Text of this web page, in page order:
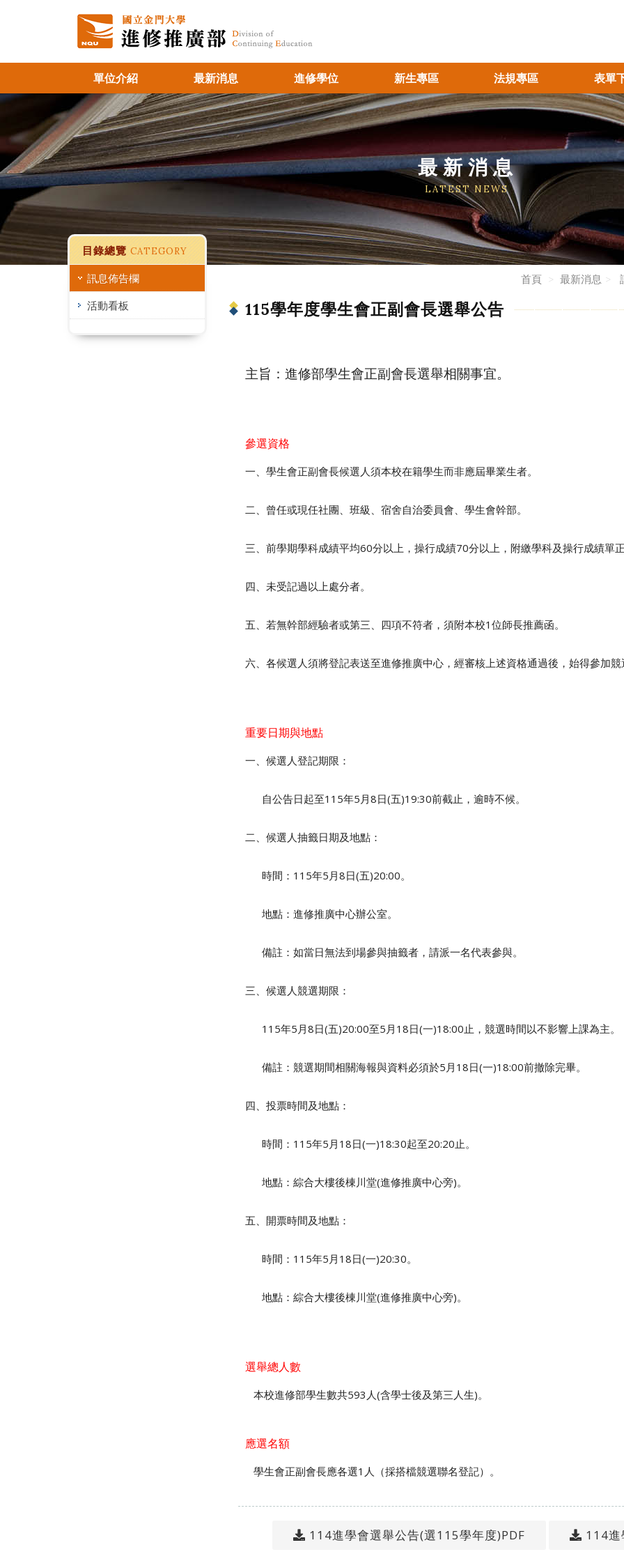
單位介紹 最新消息 進修學位 新生專區 法規專區 表單
最新消息
LATEST NEWS
目錄總覽 CATEGORY
訊息佈告欄
活動看板
首頁 最新消息
115學年度學生會正副會長選舉公告
主旨：進修部學生會正副會長選舉相關事宜。
參選資格
一、學生會正副會長候選人須本校在籍學生而非應屆畢業生者。
二、曾任或現任社團、班級、宿舍自治委員會、學生會幹部。
三、前學期學科成績平均60分以上，操行成績70分以上，附繳學科及操行成績單
四、未受記過以上處分者。
五、若無幹部經驗者或第三、四項不符者，須附本校1 位師長推薦函。
六、各候選人須將登記表送至進修推廣中心，經審核上述資格通過後，始得參加競
重要日期與地點
一、候選人登記期限：
自公告日起至115年5月8日(五)19:30前截止，逾時不候。
二、候選人抽籤日期及地點：
時間： 115年5月8日(五)20:00。
地點：進修推廣中心辦公室。
備註：如當日無法到場參與抽籤者，請派一名代表參與。
三、候選人競選期限：
115年5月8日(五)20:00至5月18日(一)18:00止，競選時間以不影響上課為主。
備註： 競選期間相關海報與資料必須於5月18日(一)18:00前撤除完畢。
四、投票時間及地點：
時間： 115年5月18日(一)18:30起至20:20止。
地點：綜合大樓後棟川堂(進修推廣中心旁)。
五、開票時間及地點：
時間： 115年5月18日(一)20:30。
地點：綜合大樓後棟川堂(進修推廣中心旁)。
選舉總人數
本校進修部學生數共593人(含學士後及第三人生)。
應選名額
學生會正副會長應各選1 人（採搭檔競選聯名登記）。
114進學會選舉公告(選115學年度)PDF 114進